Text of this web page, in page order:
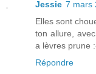
Jessie 7 mars
Elles sont
ton allure,
a lèvres prune
Répondre